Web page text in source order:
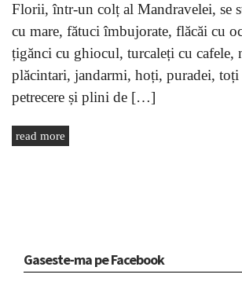
Florii, într-un colț al Mandravelei, se
cu mare, fătuci îmbujorate, flăcăi cu
țigănci cu ghiocul, turcaleți cu cafele,
plăcintari, jandarmi, hoți, puradei,
petrecere și plini de […]
read more
Gaseste-ma pe Facebook